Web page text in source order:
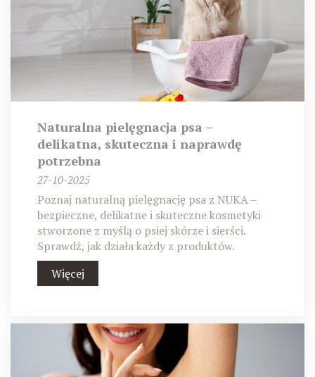
Naturalna pielęgnacja psa –
delikatna, skuteczna i naprawdę
potrzebna
27-10-2025
Poznaj naturalną pielęgnację psa z NUKA –
bezpieczne, delikatne i skuteczne kosmetyki
stworzone z myślą o psiej skórze i sierści.
Sprawdź, jak działa każdy z produktów.
Więcej